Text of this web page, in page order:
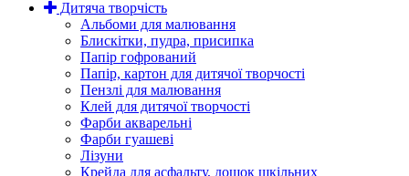
Дитяча творчість
Альбоми для малювання
Блискітки, пудра, присипка
Папір гофрований
Папір, картон для дитячої творчості
Пензлі для малювання
Клей для дитячої творчості
Фарби акварельні
Фарби гуашеві
Лізуни
Крейда для асфальту, дошок шкільних